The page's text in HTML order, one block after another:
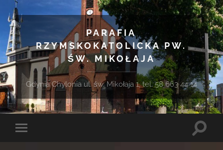
PARAFIA
RZYMSKOKATOLICKA PW.
ŚW. MIKOŁAJA
Gdynia Chylonia ul. św. Mikołaja 1, tel. 58 663 44 14
Toggle
Toggle